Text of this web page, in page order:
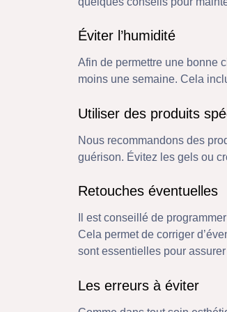
Éviter l’humidité
Afin de permettre une bonne
moins une semaine. Cela
Utiliser des produits
Nous recommandons des
guérison. Évitez les gels ou
Retouches éventuelles
Il est conseillé de
Cela permet de corriger
sont essentielles pour
Les erreurs à éviter